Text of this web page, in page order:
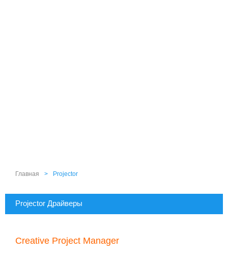
Главная > Projector
Projector Драйверы
Creative Project Manager